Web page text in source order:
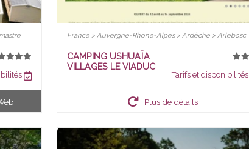
France > Auvergne-Rhône-Alpes > Ardèche > Arlebosc
CAMPING USHUAÏA
VILLAGES LE VIADUC
Tarifs et disponibilités
Plus de détails